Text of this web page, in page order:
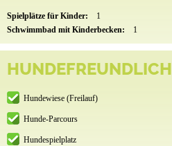
Spielplätze für Kinder:
1
Schwimmbad mit Kinderbecken:
1
HUNDEFREUNDLICH
Hundewiese (Freilauf)
Hunde-Parcours
Hundespielplatz